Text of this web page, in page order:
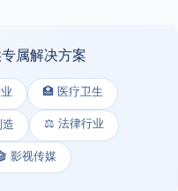
属解决方案
🏥 医疗卫生
⚖️ 法律行业
影视传媒